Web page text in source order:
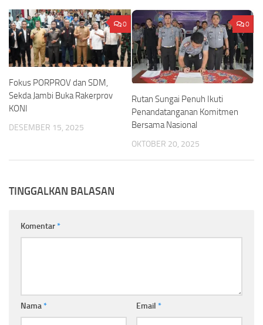
0
Fokus PORPROV dan SDM,
Sekda Jambi Buka Rakerprov
KONI
DESEMBER 15, 2025
0
Rutan Sungai Penuh Ikuti
Penandatanganan Komitmen
Bersama Nasional
OKTOBER 20, 2025
TINGGALKAN BALASAN
Komentar*
Nama* Email *